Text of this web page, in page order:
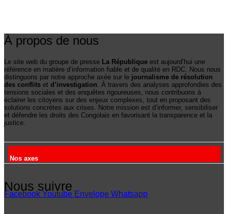
À propos de nous
Le site web du groupe de presse La République est aujourd’hui une
référence en matière d’information fiable et de qualité en RDC. Nous nous
distinguons par notre approche axée sur le journalisme de résolution
des conflits et d’investigation. À travers des analyses approfondies des
tensions sociales et des enquêtes rigoureuses, nous contribuons à
éclairer les citoyens sur des enjeux complexes, tout en proposant des
solutions concrètes aux crises. Notre mission est d’informer, sensibiliser
et défendre les droits des Congolais en favorisant la transparence et la
justice.
Nos axes
Nous suivre
Facebook Youtube Envelope Whatsapp